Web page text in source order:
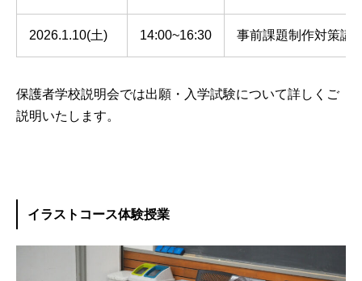
2026.1.10(土) 14:00~16:30 事前課題制作対策講
保護者学校説明会では出願・入学試験について詳しくご
説明いたします。
イラストコース体験授業